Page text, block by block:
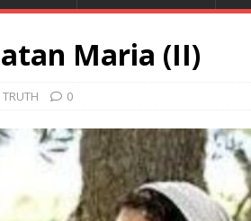
Maria (II)
0